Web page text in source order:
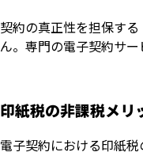
契約の真正性を担保す
ん。専門の電子契約サ
印紙税の非課税メリ
電子契約における印紙